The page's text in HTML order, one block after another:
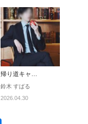
帰り道キャ…
鈴木 すばる
2026.04.30